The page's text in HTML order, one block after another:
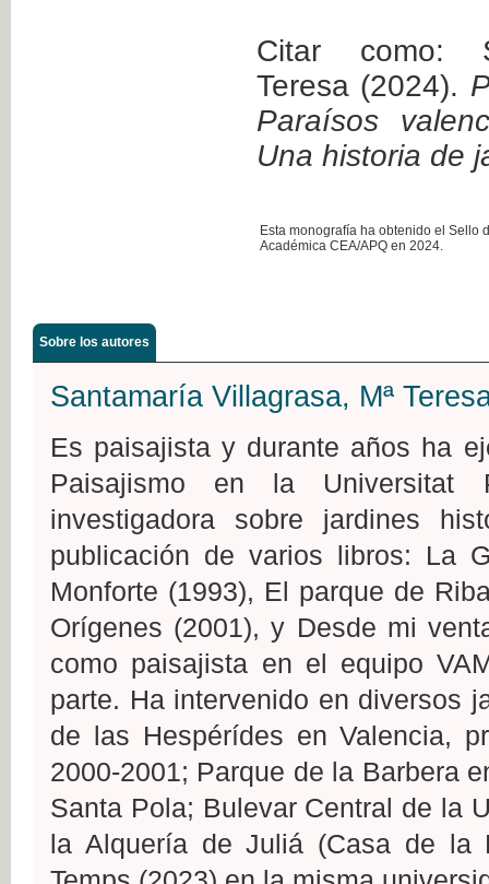
Citar como:
Teresa (2024).
Paraísos
Una historia de
Esta monografía ha obtenido el Sello
Académica CEA/APQ en 2024.
Sobre los autores
Santamaría Villagrasa, Mª
Es paisajista y durante años ha
Paisajismo en la Universitat
investigadora sobre jardines
publicación de varios libros: La
Monforte (1993), El parque de
Orígenes (2001), y Desde mi
como paisajista en el equipo
parte. Ha intervenido en diversos
de las Hespérídes en Valencia,
2000-2001; Parque de la Barbera
Santa Pola; Bulevar Central de la
la Alquería de Juliá (Casa de la